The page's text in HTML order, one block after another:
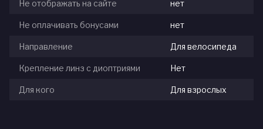
Не отображать на сайте нет
Не оплачивать бонусами нет
Направление Для велосипеда
Крепление линз с диоптриями Нет
Для кого Для взрослых